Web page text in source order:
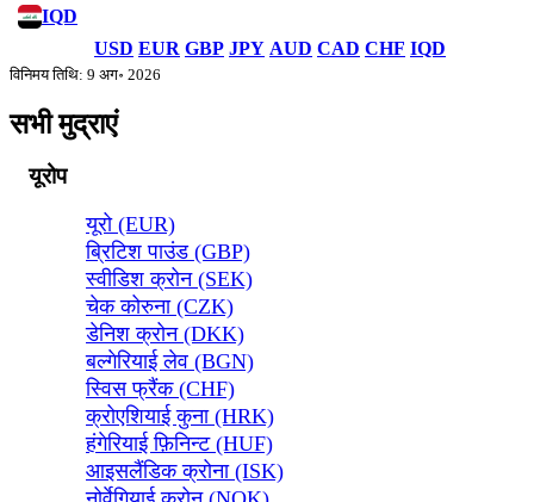
IQD
USD EUR GBP JPY AUD CAD CHF IQD
विनिमय तिथि: 9 अग॰ 2026
सभी मुद्राएं
यूरोप
यूरो (EUR)
ब्रिटिश पाउंड (GBP)
स्वीडिश क्रोन (SEK)
चेक कोरुना (CZK)
डेनिश क्रोन (DKK)
बल्गेरियाई लेव (BGN)
स्विस फ्रैंक (CHF)
क्रोएशियाई कुना (HRK)
हंगेरियाई फ़िनिन्ट (HUF)
आइसलैंडिक क्रोना (ISK)